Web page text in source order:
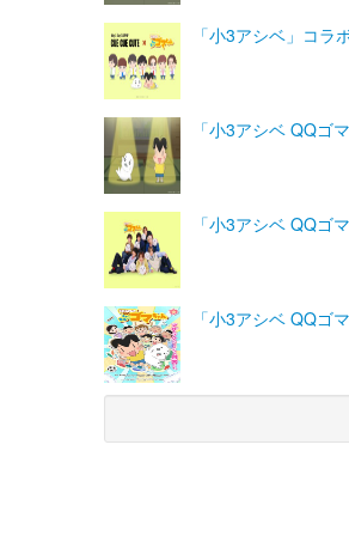
「小3アシベ」コ
「小3アシベ QQゴ
「小3アシベ QQゴ
「小3アシベ QQゴ